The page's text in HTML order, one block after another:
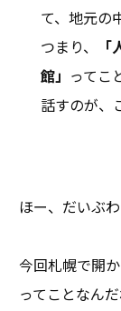
て、地元の
つまり、
館」 ってこ
話すのが、
ほー、だいぶわ
今回札幌で開
ってことなんだ